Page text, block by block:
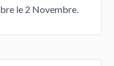
le 2 Novembre.